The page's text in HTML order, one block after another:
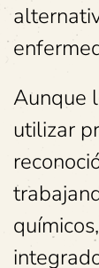
Aunque
utilizar